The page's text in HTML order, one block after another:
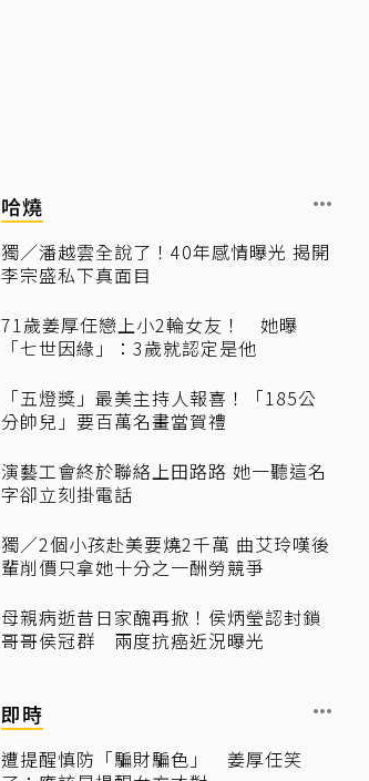
哈燒
獨／潘越雲全說了！40年感情曝光 揭開
李宗盛私下真面目
71歲姜厚任戀上小2輪女友！ 她曝
「七世因緣」：3歲就認定是他
「五燈獎」最美主持人報喜！「185公
分帥兒」要百萬名畫當賀禮
演藝工會終於聯絡上田路路 她一聽這名
字卻立刻掛電話
獨／2個小孩赴美要燒2千萬 曲艾玲嘆後
輩削價只拿她十分之一酬勞競爭
母親病逝昔日家醜再掀！侯炳瑩認封鎖
哥哥侯冠群 兩度抗癌近況曝光
即時
遭提醒慎防「騙財騙色」 姜厚任笑